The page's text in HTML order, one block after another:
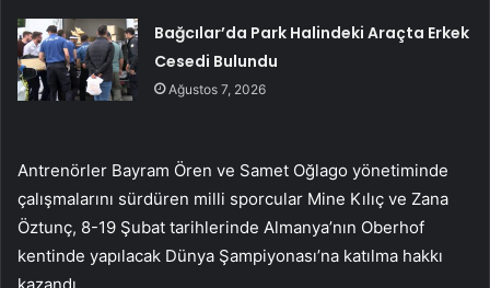
Bağcılar’da Park Halindeki Araçta Erkek
Cesedi Bulundu
Ağustos 7, 2026
Antrenörler Bayram Ören ve Samet Oğlago yönetiminde
çalışmalarını sürdüren milli sporcular Mine Kılıç ve Zana
Öztunç, 8-19 Şubat tarihlerinde Almanya’nın Oberhof
kentinde yapılacak Dünya Şampiyonası’na katılma hakkı
kazandı.